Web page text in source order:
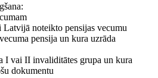
Latvijā noteikto pensijas vecumu
pensija un kura uzrāda
I vai II invaliditātes grupa un kura
dokumentu